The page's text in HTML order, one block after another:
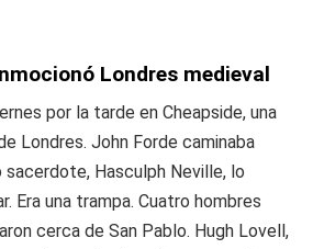
Londres medieval
por la tarde en Cheapside, una
Londres. John Forde caminaba
Hasculph Neville, lo
Era una trampa. Cuatro hombres
cerca de San Pablo. Hugh Lovell,